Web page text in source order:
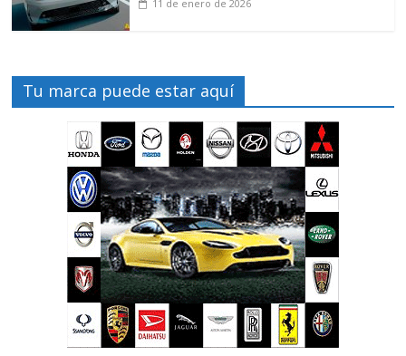
11 de enero de 2026
Tu marca puede estar aquí